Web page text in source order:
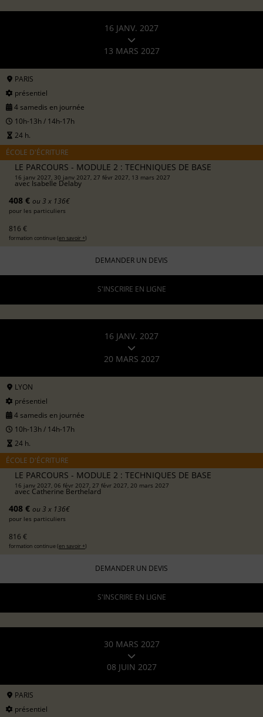
16 JANV. 2027
13 MARS 2027
PARIS
présentiel
4 samedis en journée
10h-13h / 14h-17h
24 h.
ÉCOLE D'ÉCRITURE
LE PARCOURS - MODULE 2 : TECHNIQUES DE BASE
16 janv 2027, 30 janv 2027, 27 févr 2027, 13 mars 2027
avec Isabelle Delaby
408 € ou 3 x 136€
pour les particuliers
816 €
formation continue (en savoir +)
DEMANDER UN DEVIS
S'INSCRIRE EN LIGNE
16 JANV. 2027
20 MARS 2027
LYON
présentiel
4 samedis en journée
10h-13h / 14h-17h
24 h.
ÉCOLE D'ÉCRITURE
LE PARCOURS - MODULE 2 : TECHNIQUES DE BASE
16 janv 2027, 06 févr 2027, 27 févr 2027, 20 mars 2027
avec Catherine Berthelard
408 € ou 3 x 136€
pour les particuliers
816 €
formation continue (en savoir +)
DEMANDER UN DEVIS
S'INSCRIRE EN LIGNE
30 MARS 2027
08 JUIN 2027
PARIS
présentiel